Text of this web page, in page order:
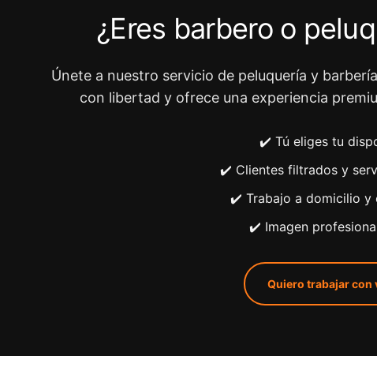
¿Eres barbero o
Únete a nuestro servicio de peluquería y
con libertad y ofrece una experiencia
✔️ Tú eliges tu
✔️ Clientes filtrados y
✔️ Trabajo a domicilio y
✔️ Imagen
Quiero trabajar con